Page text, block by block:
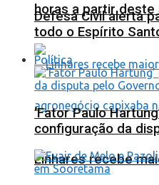
horas a partir
Linhares recebe
Defesa Civil alerta
todo o Espírito
Política
‘Fator Paulo
configuração da